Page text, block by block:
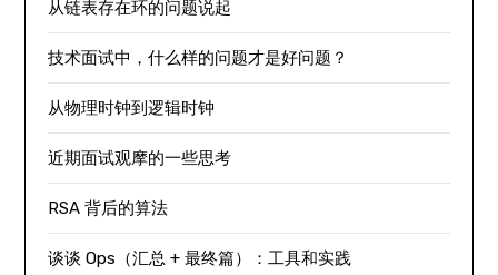
从链表存在环的问题说起
技术面试中，什么样的问题才是好问题？
从物理时钟到逻辑时钟
近期面试观摩的一些思考
RSA 背后的算法
谈谈 Ops（汇总 + 最终篇）：工具和实践